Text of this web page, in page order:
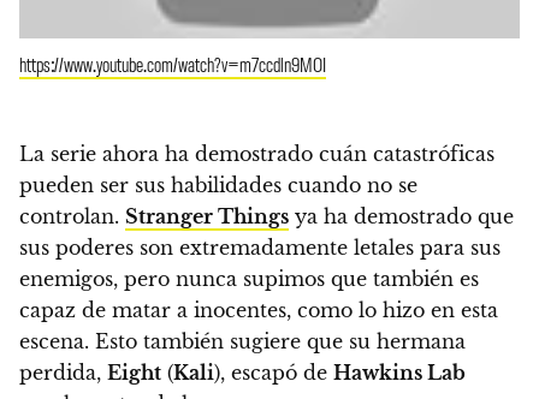
https://www.youtube.com/watch?v=m7ccdln9MOI
La serie ahora ha demostrado cuán catastróficas
pueden ser sus habilidades cuando no se
controlan. Stranger Things ya ha demostrado que
sus poderes son extremadamente letales para sus
enemigos, pero nunca supimos que también es
capaz de matar a inocentes, como lo hizo en esta
escena. Esto también sugiere que su hermana
perdida, Eight (Kali), escapó de Hawkins Lab